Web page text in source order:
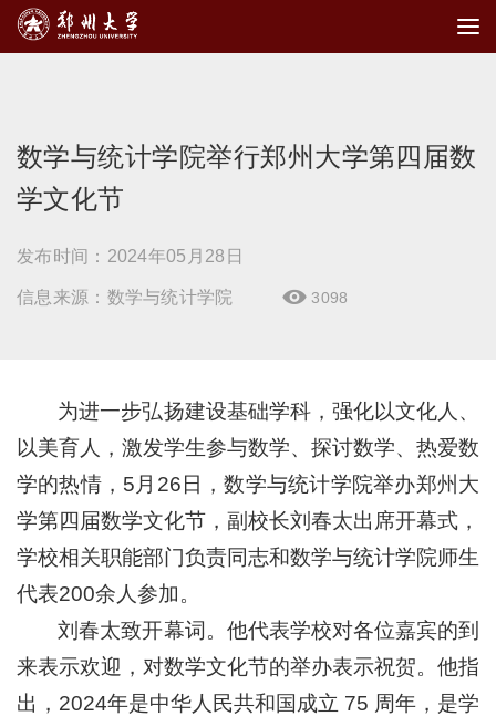
数学与统计学院举行郑州大学第四届数
学文化节
发布时间：2024年05月28日
信息来源：数学与统计学院  3098
为进一步弘扬建设基础学科，强化以文化人、
以美育人，激发学生参与数学、探讨数学、热爱数
学的热情，5月26日，数学与统计学院举办郑州大
学第四届数学文化节，副校长刘春太出席开幕式，
学校相关职能部门负责同志和数学与统计学院师生
代表200余人参加。
刘春太致开幕词。他代表学校对各位嘉宾的到
来表示欢迎，对数学文化节的举办表示祝贺。他指
出，2024年是中华人民共和国成立 75 周年，是学